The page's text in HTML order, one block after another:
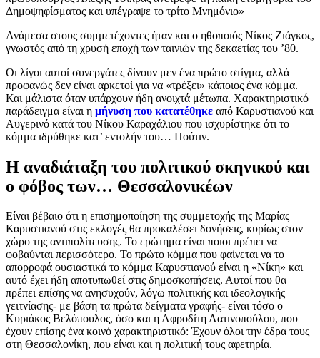
Δημοψηφίσματος και υπέγραψε το τρίτο Μνημόνιο»
Ανάμεσα στους συμμετέχοντες ήταν και ο ηθοποιός Νίκος Ζιάγκος,
γνωστός από τη χρυσή εποχή των ταινιών της δεκαετίας του ’80.
Οι λίγοι αυτοί συνεργάτες δίνουν μεν ένα πρώτο στίγμα, αλλά
προφανώς δεν είναι αρκετοί για να «τρέξει» κάποιος ένα κόμμα.
Και μάλιστα όταν υπάρχουν ήδη ανοιχτά μέτωπα. Χαρακτηριστικό
παράδειγμα είναι η μήνυση που κατατέθηκε από Καρυστιανού και
Αυγερινό κατά του Νίκου Καραχάλιου που ισχυρίστηκε ότι το
κόμμα ιδρύθηκε κατ’ εντολήν του… Πούτιν.
Η αναδιάταξη του πολιτικού σκηνικού και
ο φόβος των… Θεσσαλονικέων
Είναι βέβαιο ότι η επισημοποίηση της συμμετοχής της Μαρίας
Καρυστιανού στις εκλογές θα προκαλέσει δονήσεις, κυρίως στον
χώρο της αντιπολίτευσης. Το ερώτημα είναι ποιοι πρέπει να
φοβαύνται περισσότερο. Το πρώτο κόμμα που φαίνεται να το
απορροφά ουσιαστικά το κόμμα Καρυστιανού είναι η «Νίκη» και
αυτό έχει ήδη αποτυπωθεί στις δημοσκοπήσεις. Αυτοί που θα
πρέπει επίσης να ανησυχούν, λόγω πολιτικής και ιδεολογικής
γειτνίασης- με βάση τα πρώτα δείγματα γραφής- είναι τόσο ο
Κυριάκος Βελόπουλος, όσο και η Αφροδίτη Λατινοπούλου, που
έχουν επίσης ένα κοινό χαρακτηριστικό: Έχουν όλοι την έδρα τους
στη Θεσσαλονίκη, που είναι και η πολιτική τους αφετηρία.